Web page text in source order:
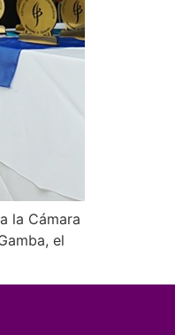
la Cámara
el